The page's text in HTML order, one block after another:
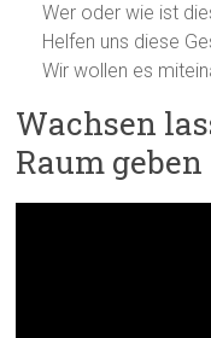
Wer oder wie ist
Helfen uns diese
Wir wollen es
Wachsen
Raum geben